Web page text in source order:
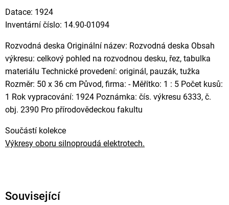
Datace: 1924
Inventární číslo: 14.90-01094
Rozvodná deska Originální název: Rozvodná deska Obsah
výkresu: celkový pohled na rozvodnou desku, řez, tabulka
materiálu Technické provedení: originál, pauzák, tužka
Rozměr: 50 x 36 cm Původ, firma: - Měřítko: 1 : 5 Počet kusů:
1 Rok vypracování: 1924 Poznámka: čís. výkresu 6333, č.
obj. 2390 Pro přírodovědeckou fakultu
Součástí kolekce
Výkresy oboru silnoproudá elektrotech.
Související